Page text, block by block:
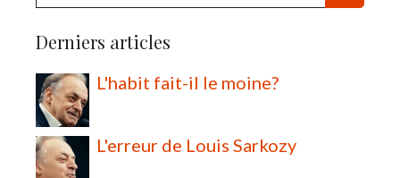
Derniers articles
L'habit fait-il le moine?
L'erreur de Louis Sarkozy